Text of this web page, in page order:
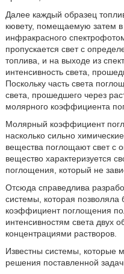
Далее каждый образец
кювету, помещаемую затем
инфракрасного
пропускается свет с
топлива, и на выходе из
интенсивность света,
Поскольку часть света
света, прошедшего через
молярного коэффициента
Молярный коэффициент
насколько сильно
вещества поглощают свет с
вещество характеризуется
поглощения, который не
Отсюда справедлива
системы, которая
коэффициент поглощения
интенсивностям света двух
концентрациями растворов.
Известны системы, которые
решения поставленной